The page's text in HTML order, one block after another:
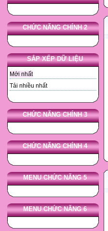
CHỨC NĂNG CHÍNH 2
SẮP XẾP DỮ LIỆU
Mới nhất
Tải nhiều nhất
CHỨC NĂNG CHÍNH 3
CHỨC NĂNG CHÍNH 4
MENU CHỨC NĂNG 5
MENU CHỨC NĂNG 6